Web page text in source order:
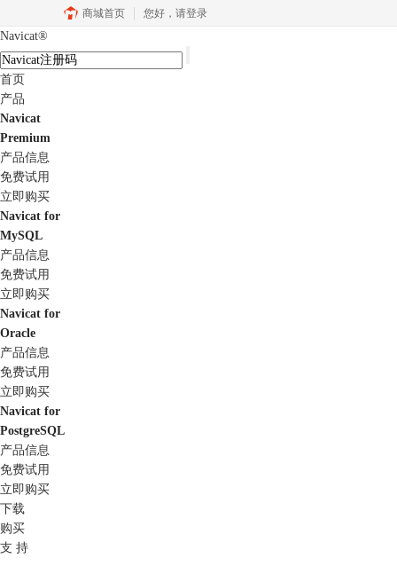
商城首页 您好， 请登录
Navicat®
首页
产品
Navicat
Premium
产品信息
免费试用
立即购买
Navicat for
MySQL
产品信息
免费试用
立即购买
Navicat for
Oracle
产品信息
免费试用
立即购买
Navicat for
PostgreSQL
产品信息
免费试用
立即购买
下载
购买
支 持